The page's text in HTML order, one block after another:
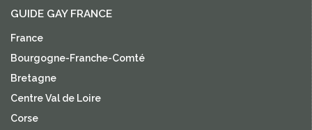
GUIDE GAY FRANCE
France
Bourgogne-Franche-Comté
Bretagne
Centre Val de Loire
Corse